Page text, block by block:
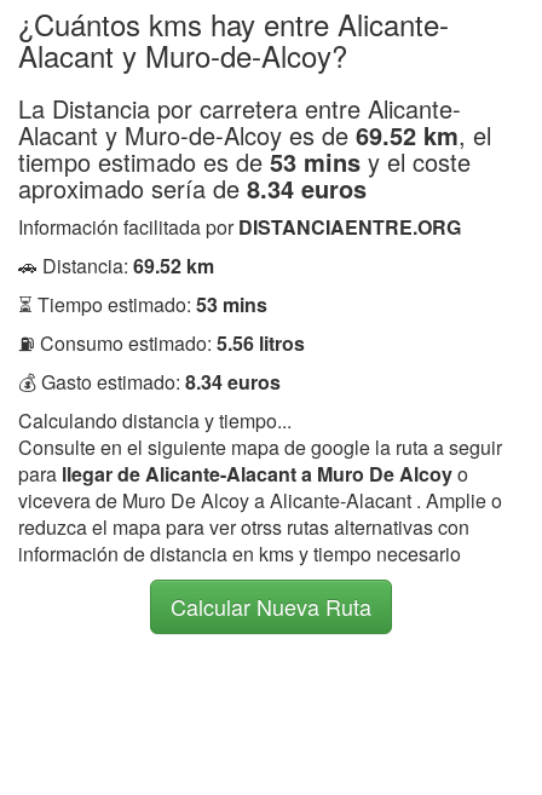
¿Cuántos kms hay entre Alicante-
Alacant y Muro-de-Alcoy?
La Distancia por carretera entre Alicante-
Alacant y Muro-de-Alcoy es de 69.52 km, el
tiempo estimado es de 53 mins y el coste
aproximado sería de 8.34 euros
Información facilitada porDISTANCIAENTRE.ORG
🚗 Distancia: 69.52 km
⏳ Tiempo estimado: 53 mins
⛽ Consumo estimado: 5.56 litros
💰 Gasto estimado: 8.34 euros
Calculando distancia y tiempo...
Consulte en el siguiente mapa de google la ruta a seguir
para llegar de Alicante-Alacant a Muro De Alcoyo
vicevera de Muro De Alcoy a Alicante-Alacant . Amplie o
reduzca el mapa para ver otrss rutas alternativas con
información de distancia en kms y tiempo necesario
Calcular Nueva Ruta